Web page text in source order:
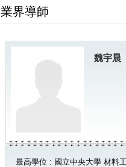
業界導師
魏宇晨
最高學位 : 國立中央大學 材料